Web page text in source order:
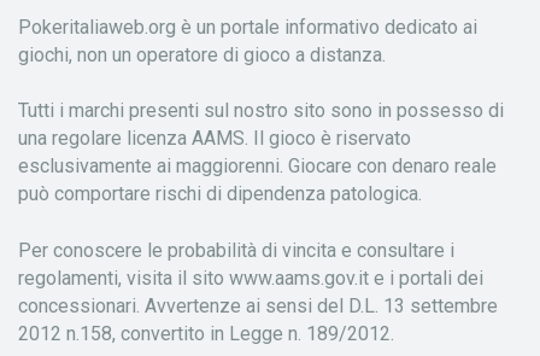
Pokeritaliaweb.org è un portale informativo dedicato ai
giochi, non un operatore di gioco a distanza.
Tutti i marchi presenti sul nostro sito sono in possesso di
una regolare licenza AAMS. Il gioco è riservato
esclusivamente ai maggiorenni. Giocare con denaro reale
può comportare rischi di dipendenza patologica.
Per conoscere le probabilità di vincita e consultare i
regolamenti, visita il sito www.aams.gov.it e i portali dei
concessionari. Avvertenze ai sensi del D.L. 13 settembre
2012 n.158, convertito in Legge n. 189/2012.